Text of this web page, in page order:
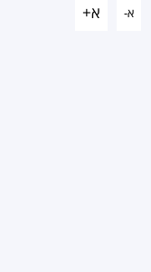
א- א+